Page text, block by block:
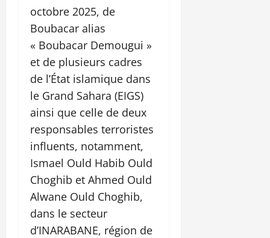
octobre 2025, de
Boubacar alias
« Boubacar Demougui »
et de plusieurs cadres
de l’État islamique dans
le Grand Sahara (EIGS)
ainsi que celle de deux
responsables terroristes
influents, notamment,
Ismael Ould Habib Ould
Choghib et Ahmed Ould
Alwane Ould Choghib,
dans le secteur
d’INARABANE, région de